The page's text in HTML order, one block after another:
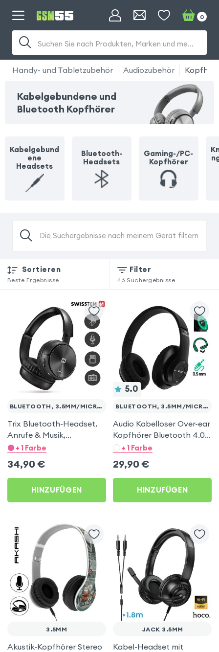
Suchen Sie nach Produkten, Marken und mehr...
0
Handy- und Tabletzubehör Audiozubehör
Kabelgebundene und
Bluetooth Kopfhörer
Kabelgebund
ene
Headsets
Bluetooth-
Headsets
Gaming-/PC-
Kopfhörer
Die Suchergebnisse nach meinem Gerät filtern
Sortieren
Beste Ergebnisse
Filter
46 Suchergebnisse
BLUETOOTH, 3.5MM/MICRO-SD
Trix Bluetooth-Headset,
Anrufe & Musik,
Integrierter FM-Tuner /
Swissten – Schwarz
+ 1 Farbe
34,90 €
HINZUFÜGEN
5.0
BLUETOOTH, 3.5MM/MICRO-SD
Audio Kabelloser Over-ear
Kopfhörer Bluetooth 4.0/
3.5mm Klinkenstecker –
+ 1 Farbe
29,90 €
HINZUFÜGEN
3.5MM
Akustik-Kopfhörer Stereo
JACK 3.5MM
Kabel-Headset mit